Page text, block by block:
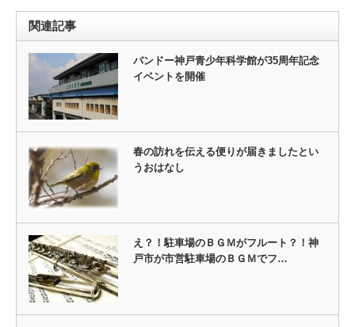
関連記事
バンドー神戸青少年科学館が35周年記念
イベントを開催
春の訪れを伝える便りが届きましたとい
うおはなし
え？！駐車場のＢＧＭがフルート？！神
戸市が市営駐車場のＢＧＭでフ…